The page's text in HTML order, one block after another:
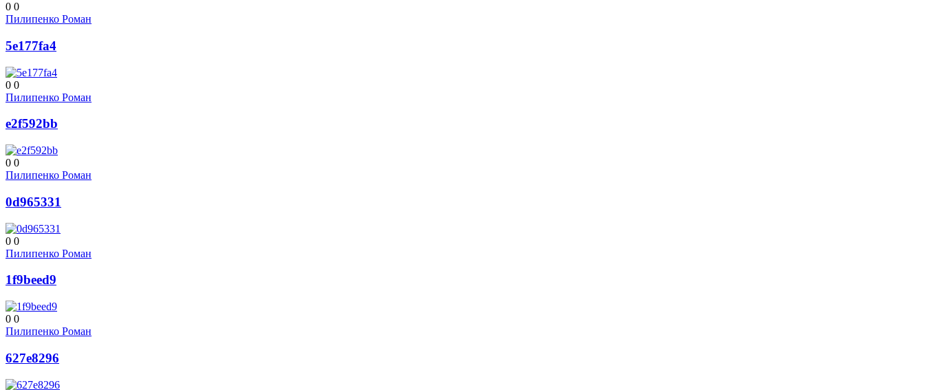
0 0
Пилипенко Роман
5e177fa4
0 0
Пилипенко Роман
e2f592bb
0 0
Пилипенко Роман
0d965331
0 0
Пилипенко Роман
1f9beed9
0 0
Пилипенко Роман
627e8296